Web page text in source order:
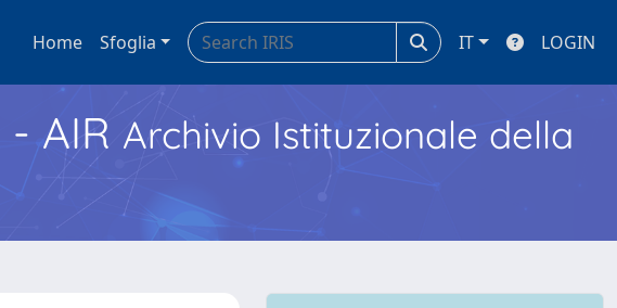
Home Sfoglia IT LOGIN
- AIR Archivio Istituzionale della